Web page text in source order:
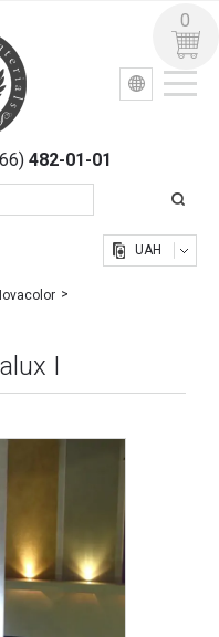
482-01-01
УКР РУС
UAH
0
I